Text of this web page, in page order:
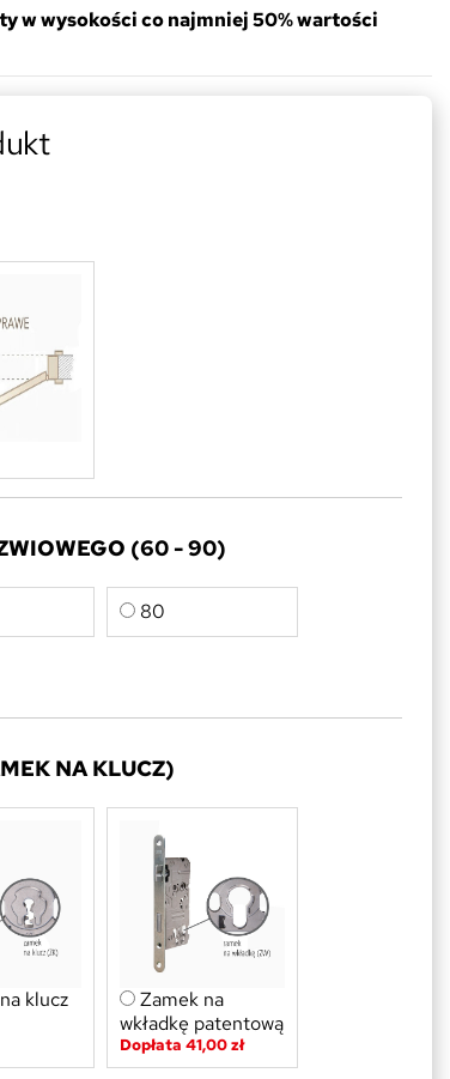
w wysokości co najmniej 50% wartości
(60 - 90)
80
NA KLUCZ)
klucz
Zamek na
wkładkę patentową
Dopłata 41,00 zł